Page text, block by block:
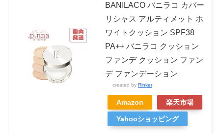
BANILACO バニラコ カバー
リシャス アルティメット ホ
ワイトクッション SPF38
PA++ バニラコ クッション
ファンデ クッション ファン
デ ファンデーション
created by Rinker
Amazon 楽天市場
Yahooショッピング